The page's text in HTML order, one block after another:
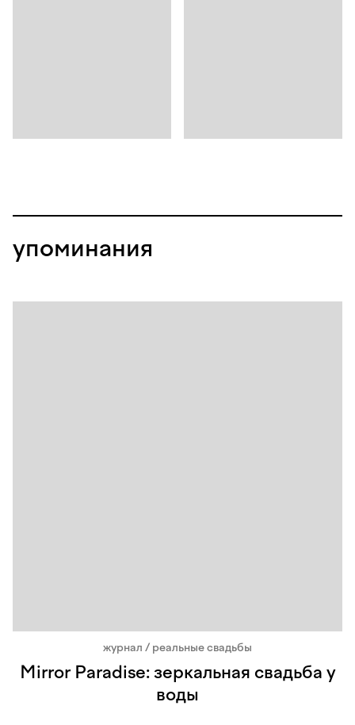
упоминания
журнал / реальные свадьбы
Mirror Paradise: зеркальная свадьба у
воды